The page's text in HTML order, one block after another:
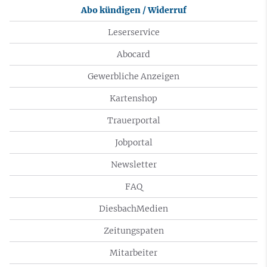
Abo kündigen / Widerruf
Leserservice
Abocard
Gewerbliche Anzeigen
Kartenshop
Trauerportal
Jobportal
Newsletter
FAQ
DiesbachMedien
Zeitungspaten
Mitarbeiter